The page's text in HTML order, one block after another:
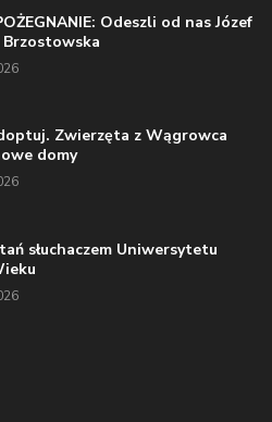
Odeszli od nas Józef
Brzostowska
Zwierzęta z Wągrowca
domy
słuchaczem Uniwersytetu